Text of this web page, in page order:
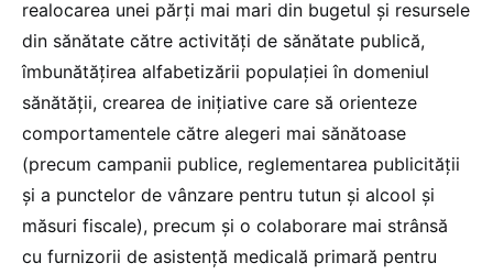
realocarea unei părți mai mari din bugetul și resursele
din sănătate către activități de sănătate publică,
îmbunătățirea alfabetizării populației în domeniul
sănătății, crearea de inițiative care să orienteze
comportamentele către alegeri mai sănătoase
(precum campanii publice, reglementarea publicității
și a punctelor de vânzare pentru tutun și alcool și
măsuri fiscale), precum și o colaborare mai strânsă
cu furnizorii de asistență medicală primară pentru